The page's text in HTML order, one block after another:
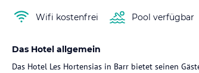
Wifi kostenfrei Pool verfügbar
Das Hotel allgemein
Das Hotel Les Hortensias in Barr bietet seinen